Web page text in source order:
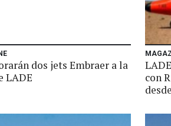
dos jets Embraer a la
LADE
con